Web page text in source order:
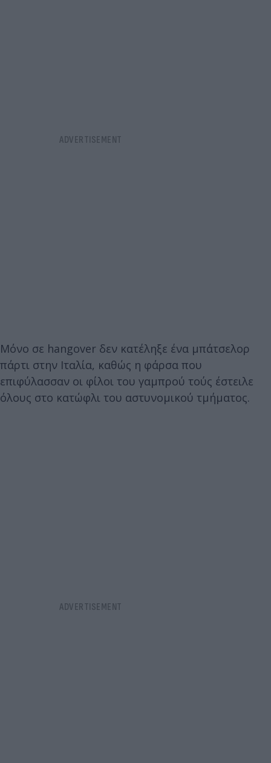
Μόνο σε hangover δεν κατέληξε ένα μπάτσελορ
πάρτι στην Ιταλία, καθώς η φάρσα που
επιφύλασσαν οι φίλοι του γαμπρού τούς έστειλε
όλους στο κατώφλι του αστυνομικού τμήματος.